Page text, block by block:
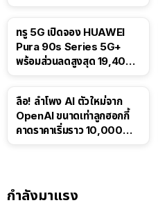
ทรู 5G เปิดจอง HUAWEI
Pura 90s Series 5G+
พร้อมส่วนลดสูงสุด 19,400
ลือ! ลำโพง AI ตัวใหม่จาก
OpenAI ขนาดเท่าลูกฮอกกี้
คาดราคาเริ่มราว 10,000
กำลังมาแรง